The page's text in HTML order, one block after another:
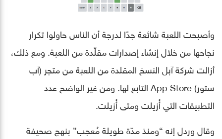
وأصبحت اللعبة شائعة جدًا لدرجة أن الناس حاولوا تكرار
نجاحها من خلال إنشاء إصدارات مقلّدة من اللعبة. ومع ذلك،
أزالت شركة آبل النسخ المقلدة من اللعبة من متجر (آب
ستور) App Store التابع لها. ومن غير الواضح عدد
التطبيقات التي أُزيلت ومتى أُزيلت.
وقال وردل إنه “ومنذ مدّة طويلة مُعجب” بنهج صحيفة